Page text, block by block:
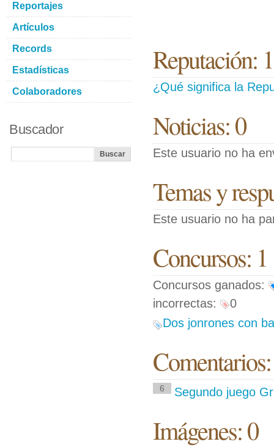
Reputación:
¿Qué significa la
Noticias: 0
Este usuario no ha
Temas y
Este usuario no ha
Concursos: 1
Concursos ganados:
incorrectas:
0
Dos jonrones con
6 Segundo juego
Imágenes: 0
Reportajes
Artículos
Records
Estadísticas
Colaboradores
Buscador